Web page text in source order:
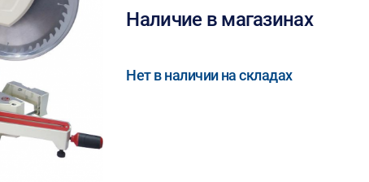
Наличие в магазинах
Нет в наличии на складах